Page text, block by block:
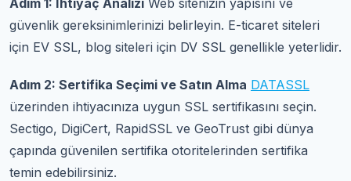
güvenlik gereksinimlerinizi belirleyin. E-ticaret siteleri
için EV SSL, blog siteleri için DV SSL genellikle yeterlidir.
Adım 2: Sertifika Seçimi ve Satın Alma DATASSL
üzerinden ihtiyacınıza uygun SSL sertifikasını seçin.
Sectigo, DigiCert, RapidSSL ve GeoTrust gibi dünya
çapında güvenilen sertifika otoritelerinden sertifika
temin edebilirsiniz.